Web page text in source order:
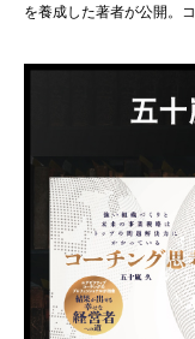
を養成した著者が公開。